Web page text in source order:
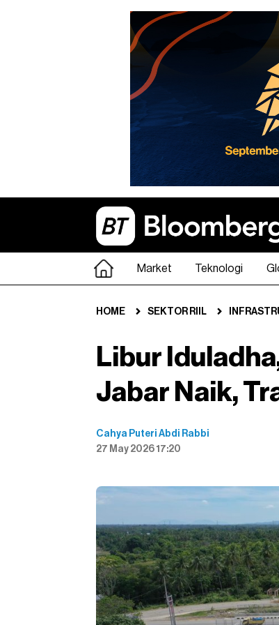
Market Teknologi
HOME SEKTOR RIIL
Libur
Jabar Naik,
Cahya Puteri Abdi Rabbi
27 May 2026 17:20